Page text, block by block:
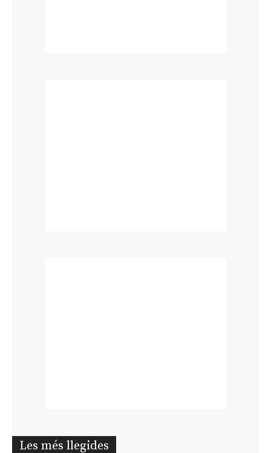
Les més llegides